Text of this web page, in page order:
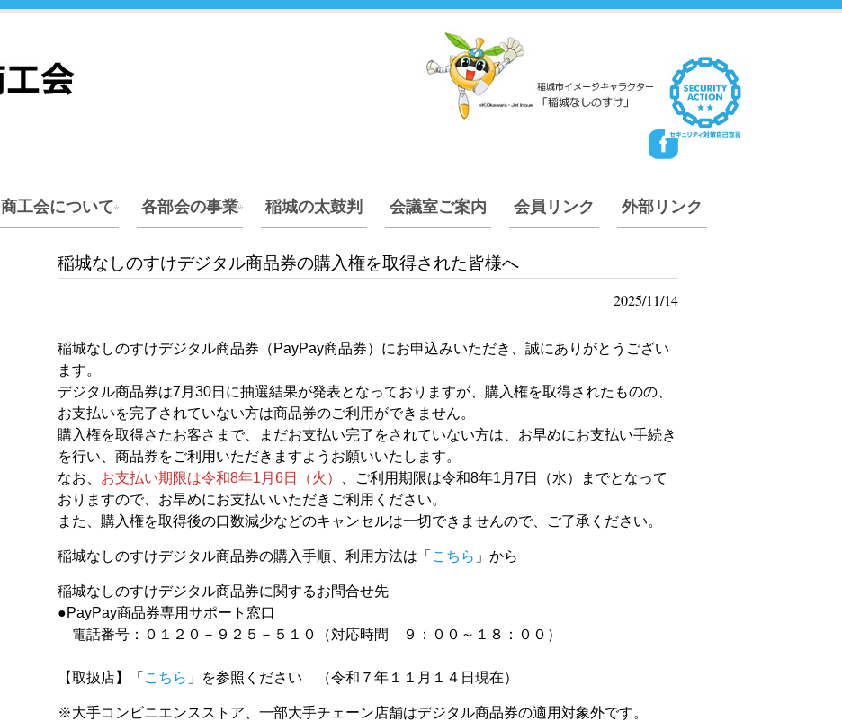
商工会について 各部会の事業 稲城の太鼓判 会議室ご案内 会員リンク 外部リンク
稲城なしのすけデジタル商品券の購入権を取得された皆様へ
2025/11/14
稲城なしのすけデジタル商品券（PayPay商品券）にお申込みいただき、誠にありがとうござい
ます。
デジタル商品券は7月30日に抽選結果が発表となっておりますが、購入権を取得されたものの、
お支払いを完了されていない方は商品券のご利用ができません。
購入権を取得さたお客さまで、まだお支払い完了をされていない方は、お早めにお支払い手続き
を行い、商品券をご利用いただきますようお願いいたします。
なお、 お支払い期限は令和8年1月6日（火）
、ご利用期限は令和8年1月7日（水）までとなって
おりますので、お早めにお支払いいただきご利用ください。
また、購入権を取得後の口数減少などのキャンセルは一切できませんので、ご了承ください。
稲城なしのすけデジタル商品券の購入手順、利用方法は「 こちら 」から
稲城なしのすけデジタル商品券に関するお問合せ先
●PayPay商品券専用サポート窓口
電話番号：０１２０－９２５－５１０（対応時間 ９：００～１８：００）
【取扱店】「 こちら 」を参照ください （令和７年１１月１４日現在）
※大手コンビニエンスストア、一部大手チェーン店舗はデジタル商品券の適用対象外です。